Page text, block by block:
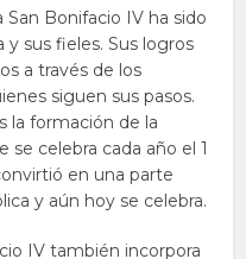
Bonifacio IV ha sido
y sus fieles. Sus logros
a través de los
siguen sus pasos.
la formación de la
se celebra cada año el 1
en una parte
y aún hoy se celebra.
IV también incorpora